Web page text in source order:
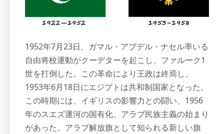
1952年7月23日、ガマル・アブデル・ナセル率いる
自由将校運動がクーデターを起こし、ファルーク1
世を打倒した。この革命により王政は終焉し、
1953年6月18日にエジプトは共和制国家となった。
この時期には、イギリスの影響力との闘い、1956
年のスエズ運河の国有化、アラブ民族主義の始まり
があった。アラブ解放旗として知られる新しい旗